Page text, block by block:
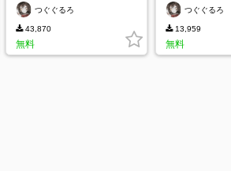
つぐぐるろ
43,870
無料
つぐぐるろ
13,959
無料